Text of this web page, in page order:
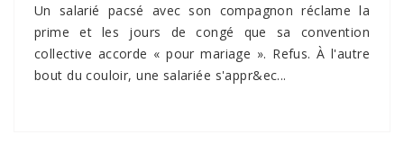
Un salarié pacsé avec son compagnon réclame la
prime et les jours de congé que sa convention
collective accorde « pour mariage ». Refus. À l'autre
bout du couloir, une salariée s'appr&ec...